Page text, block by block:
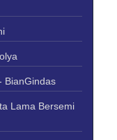
BianGindas
Lama Bersemi